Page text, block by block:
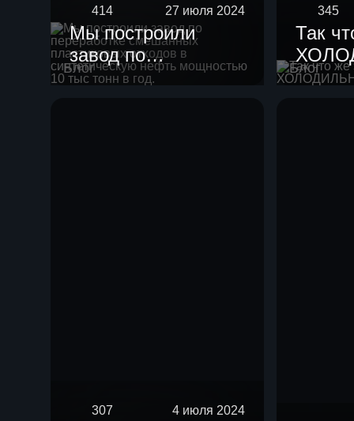
Блог
414 27 июля 2024
Мы построили
завод по
переработке
Блог
345
Так
307 4 июля 2024